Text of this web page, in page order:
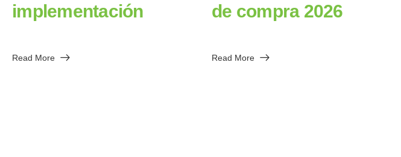
implementación
Read More
de compra 2026
Read More